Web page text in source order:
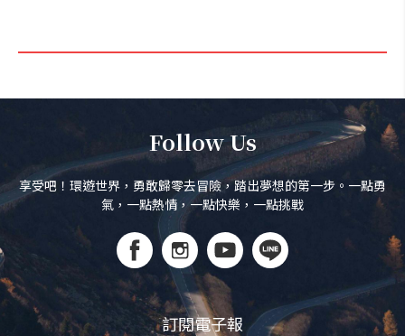
Follow Us
享受吧！環遊世界，勇敢歸零去冒險，踏出夢想的第一步。一點勇
氣，一點熱情，一點快樂，一點挑戰
訂閱電子報